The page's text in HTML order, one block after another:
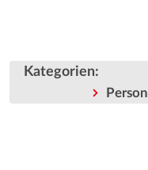
Kategorien:
Person